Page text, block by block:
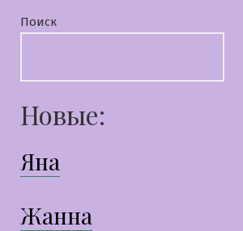
Поиск
Новые:
Яна
Жанна